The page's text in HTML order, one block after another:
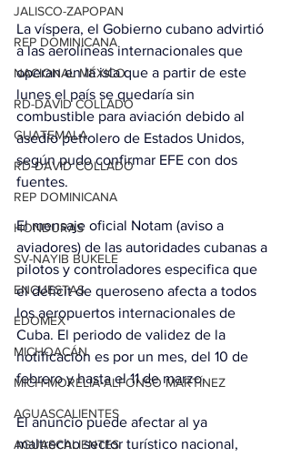
JALISCO-ZAPOPAN
REP DOMINICANA
NACIONAL MÉXICO
RD-DAVID COLLADO
GUATEMALA
RD-DAVID COLLADO
REP DOMINICANA
HONDURAS
SV-NAYIB BUKELE
ENCUESTAS
EDOMEX
MICHOACÁN
MICH-MORELIA-ALFONSO MARTÍNEZ
AGUASCALIENTES
AGUASCALIENTES
La víspera, el Gobierno cubano advirtió
a las aerolíneas internacionales que
operan en la isla que a partir de este
lunes el país se quedaría sin
combustible para aviación debido al
asedio petrolero de Estados Unidos,
según pudo confirmar EFE con dos
fuentes.
El mensaje oficial Notam (aviso a
aviadores) de las autoridades cubanas a
pilotos y controladores especifica que
el déficit de queroseno afecta a todos
los aeropuertos internacionales de
Cuba. El periodo de validez de la
notificación es por un mes, del 10 de
febrero y hasta el 11 de marzo.
El anuncio puede afectar al ya
maltrecho sector turístico nacional,